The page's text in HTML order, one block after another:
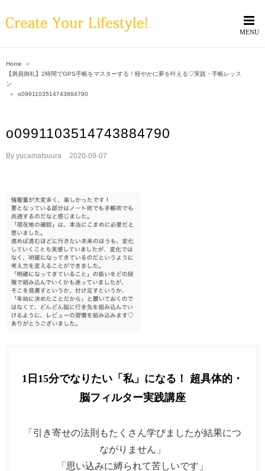
to
Home
＞
【満員御礼】2時間でGPS手帳をマスターする！軽やかに夢を叶える♡実践・手帳レッス
ン
＞
o0991103514743884790
o0991103514743884790
By yucamatsuura 2020-09-07
1日15分でなりたい「私」になる！ 超具体的・
脳フィルター実践講座
「引き寄せの法則もたくさん学びましたが結果につ
ながりません」
「思い込みに縛られて苦しいです」